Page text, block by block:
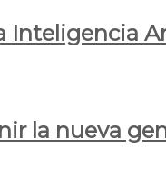
Inteligencia
la nueva